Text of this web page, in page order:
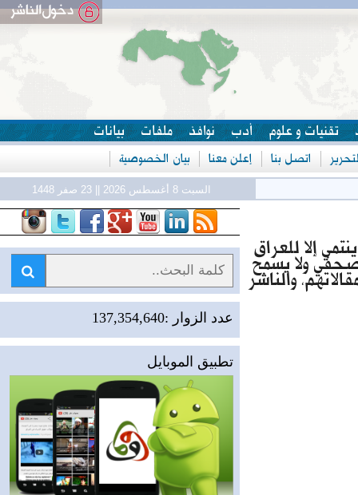
تقنيات و علوم أدب نوافذ ملفات بيانات
اتصل بنا إعلن معنا بيان الخصوصية
السبت 8 أغسطس 2026 || 23 صفر 1448
إلا للعراق
ولا يسمح
والناشر
عدد الزوار :137,354,640
تطبيق الموبايل